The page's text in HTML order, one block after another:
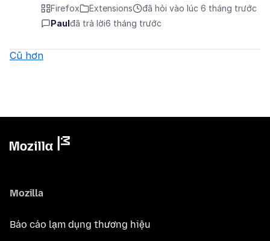
Firefox Extensions
đã hỏi vào lúc 6 tháng trước
Paul đã trả lời6 tháng trước
Cũ hơn
Mozilla
Báo cáo lạm dụng thương hiệu